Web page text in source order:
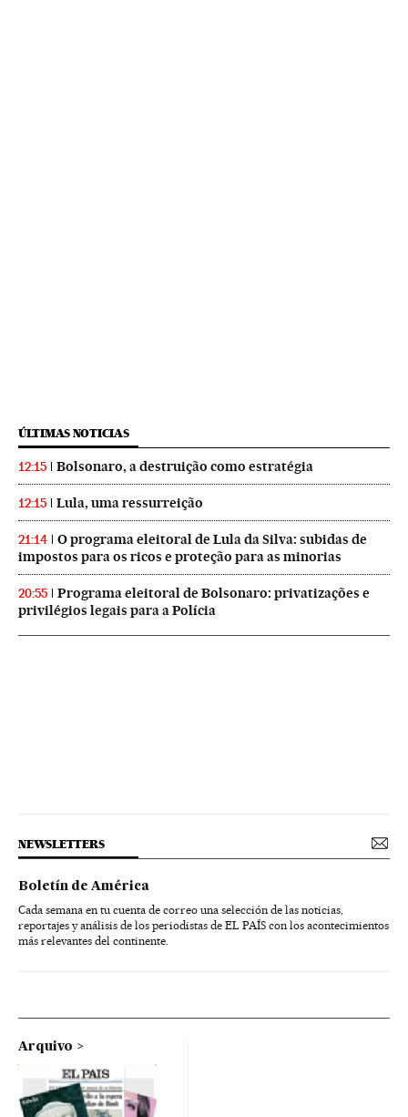
ÚLTIMAS NOTICIAS
12:15 Bolsonaro, a destruição como estratégia
12:15 Lula, uma ressurreição
21:14
O programa eleitoral de Lula da Silva: subidas de
impostos para os ricos e proteção para as minorias
20:55
Programa eleitoral de Bolsonaro: privatizações e
privilégios legais para a Polícia
NEWSLETTERS
Boletín de América
Cada semana en tu cuenta de correo una selección de las noticias,
reportajes y análisis de los periodistas de EL PAÍS con los acontecimientos
más relevantes del continente.
Arquivo